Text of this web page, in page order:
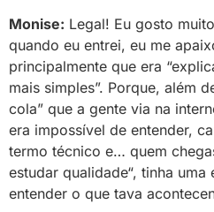
Monise: Legal! Eu gosto
quando eu entrei, eu me
principalmente que era
mais simples”. Porque, além
cola” que a gente via na
era impossível de entender,
termo técnico e… quem
estudar qualidade“, tinha
entender o que tava